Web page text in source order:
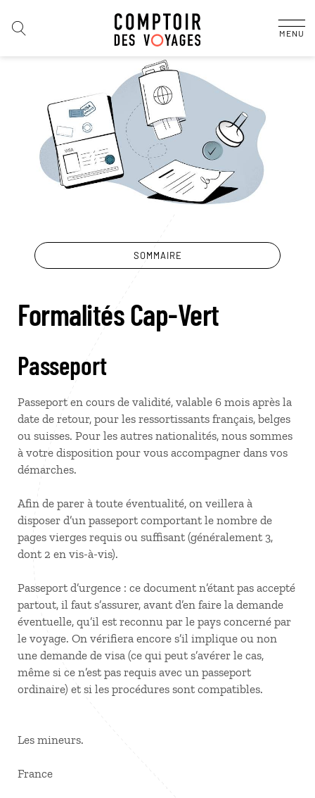
MENU
SOMMAIRE
Formalités Cap-Vert
Passeport
Passeport en cours de validité, valable 6 mois après la
date de retour, pour les ressortissants français, belges
ou suisses. Pour les autres nationalités, nous sommes
à votre disposition pour vous accompagner dans vos
démarches.
Afin de parer à toute éventualité, on veillera à
disposer d’un passeport comportant le nombre de
pages vierges requis ou suffisant (généralement 3,
dont 2 en vis-à-vis).
Passeport d’urgence : ce document n’étant pas accepté
partout, il faut s’assurer, avant d’en faire la demande
éventuelle, qu’il est reconnu par le pays concerné par
le voyage. On vérifiera encore s’il implique ou non
une demande de visa (ce qui peut s’avérer le cas,
même si ce n’est pas requis avec un passeport
ordinaire) et si les procédures sont compatibles.
Les mineurs.
France